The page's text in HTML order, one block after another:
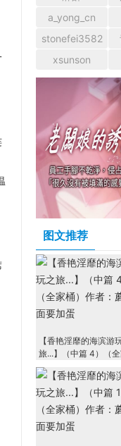
a_yong_cn
stonefei3582
xsunson
图文推荐
【香艳淫靡的海滨游
旅...】（中篇 4）（
桶）作者：蘑菇面要加